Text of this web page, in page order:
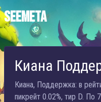
SEEMETA
Киана
Киана, Поддержка: в
пикрейт 0.02%, тир D. По